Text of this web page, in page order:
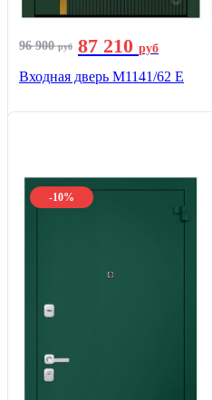
96 900руб 87 210 руб
Входная дверь М1141/62 Е
-10%